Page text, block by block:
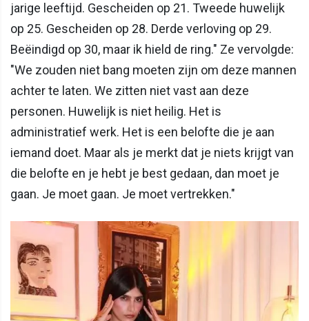
jarige leeftijd. Gescheiden op 21. Tweede huwelijk
op 25. Gescheiden op 28. Derde verloving op 29.
Beëindigd op 30, maar ik hield de ring." Ze vervolgde:
"We zouden niet bang moeten zijn om deze mannen
achter te laten. We zitten niet vast aan deze
personen. Huwelijk is niet heilig. Het is
administratief werk. Het is een belofte die je aan
iemand doet. Maar als je merkt dat je niets krijgt van
die belofte en je hebt je best gedaan, dan moet je
gaan. Je moet gaan. Je moet vertrekken."